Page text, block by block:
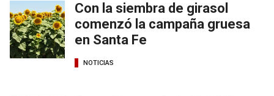
Con la siembra de girasol
comenzó la campaña gruesa
en Santa Fe
NOTICIAS